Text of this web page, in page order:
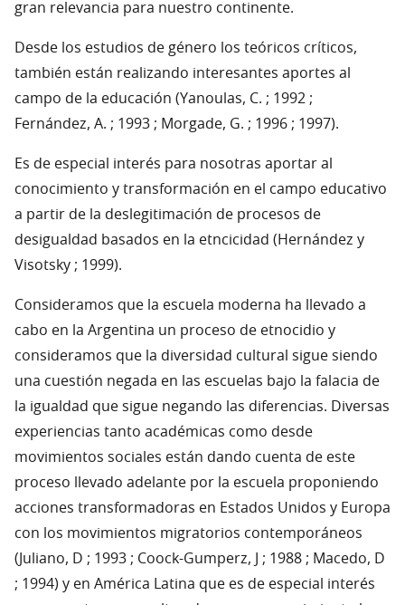
gran relevancia para nuestro continente.
Desde los estudios de género los teóricos críticos,
también están realizando interesantes aportes al
campo de la educación (Yanoulas, C. ; 1992 ;
Fernández, A. ; 1993 ; Morgade, G. ; 1996 ; 1997).
Es de especial interés para nosotras aportar al
conocimiento y transformación en el campo educativo
a partir de la deslegitimación de procesos de
desigualdad basados en la etncicidad (Hernández y
Visotsky ; 1999).
Consideramos que la escuela moderna ha llevado a
cabo en la Argentina un proceso de etnocidio y
consideramos que la diversidad cultural sigue siendo
una cuestión negada en las escuelas bajo la falacia de
la igualdad que sigue negando las diferencias. Diversas
experiencias tanto académicas como desde
movimientos sociales están dando cuenta de este
proceso llevado adelante por la escuela proponiendo
acciones transformadoras en Estados Unidos y Europa
con los movimientos migratorios contemporáneos
(Juliano, D ; 1993 ; Coock-Gumperz, J ; 1988 ; Macedo, D
; 1994) y en América Latina que es de especial interés